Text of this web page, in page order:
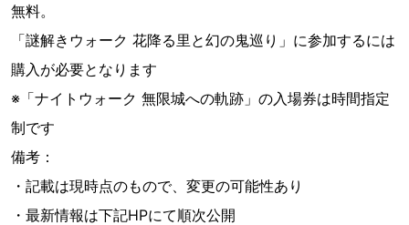
無料。
「謎解きウォーク 花降る里と幻の鬼巡り」に参加するには
購入が必要となります
※「ナイトウォーク 無限城への軌跡」の入場券は時間指定
制です
備考：
・記載は現時点のもので、変更の可能性あり
・最新情報は下記HPにて順次公開